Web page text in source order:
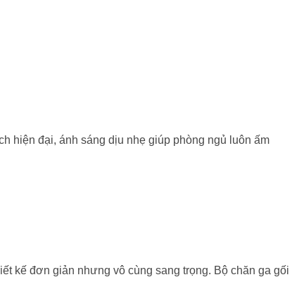
hiện đại, ánh sáng dịu nhẹ giúp phòng ngủ luôn ấm
kế đơn giản nhưng vô cùng sang trọng. Bộ chăn ga gối